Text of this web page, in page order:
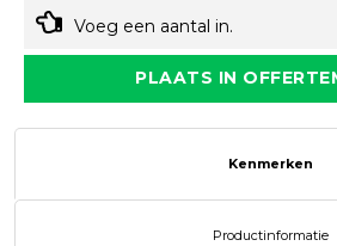
Voeg een aantal in.
PLAATS IN
Kenmerken
Productinformatie